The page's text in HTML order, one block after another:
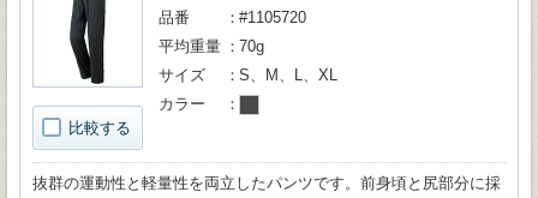
比較する
品番
#1105720
平均重量
70g
サイズ
S、M、L、XL
カラー
抜群の運動性と軽量性を両立したパンツです。前身頃と尻部分に採